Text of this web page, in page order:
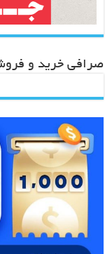
صرافی خرید و